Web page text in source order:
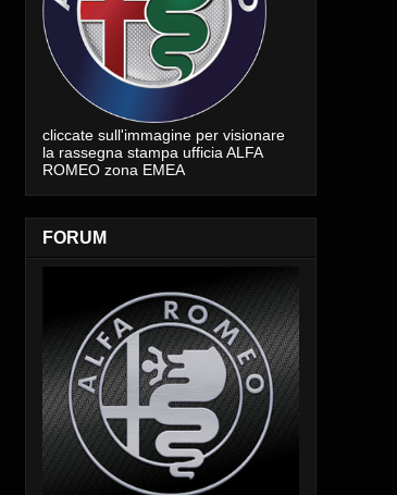
cliccate sull'immagine per visionare
la rassegna stampa ufficia ALFA
ROMEO zona EMEA
FORUM